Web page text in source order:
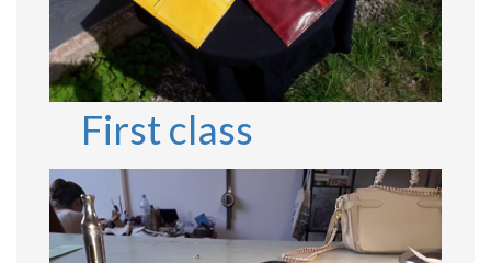
First class